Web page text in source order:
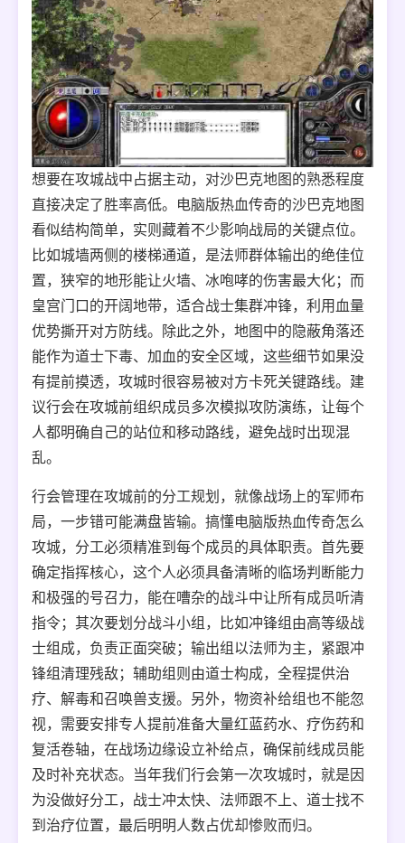
想要在攻城战中占据主动，对沙巴克地图的熟悉程度
直接决定了胜率高低。电脑版热血传奇的沙巴克地图
看似结构简单，实则藏着不少影响战局的关键点位。
比如城墙两侧的楼梯通道，是法师群体输出的绝佳位
置，狭窄的地形能让火墙、冰咆哮的伤害最大化；而
皇宫门口的开阔地带，适合战士集群冲锋，利用血量
优势撕开对方防线。除此之外，地图中的隐蔽角落还
能作为道士下毒、加血的安全区域，这些细节如果没
有提前摸透，攻城时很容易被对方卡死关键路线。建
议行会在攻城前组织成员多次模拟攻防演练，让每个
人都明确自己的站位和移动路线，避免战时出现混
乱。
行会管理在攻城前的分工规划，就像战场上的军师布
局，一步错可能满盘皆输。搞懂电脑版热血传奇怎么
攻城，分工必须精准到每个成员的具体职责。首先要
确定指挥核心，这个人必须具备清晰的临场判断能力
和极强的号召力，能在嘈杂的战斗中让所有成员听清
指令；其次要划分战斗小组，比如冲锋组由高等级战
士组成，负责正面突破；输出组以法师为主，紧跟冲
锋组清理残敌；辅助组则由道士构成，全程提供治
疗、解毒和召唤兽支援。另外，物资补给组也不能忽
视，需要安排专人提前准备大量红蓝药水、疗伤药和
复活卷轴，在战场边缘设立补给点，确保前线成员能
及时补充状态。当年我们行会第一次攻城时，就是因
为没做好分工，战士冲太快、法师跟不上、道士找不
到治疗位置，最后明明人数占优却惨败而归。